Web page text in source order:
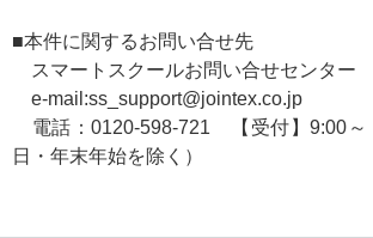
■本件に関するお問い合せ先
スマートスクールお問い合せセンター
e-mail:ss_support@jointex.co.jp
電話：0120-598-721 【受付】9:00～
日・年末年始を除く）